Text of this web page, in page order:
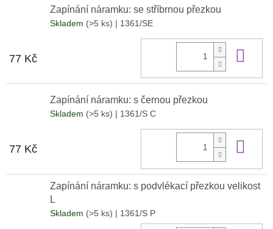
Zapínání náramku: se stříbrnou přezkou
Skladem (>5 ks) | 1361/SE
77 Kč
Zapínání náramku: s černou přezkou
Skladem (>5 ks) | 1361/S C
77 Kč
Zapínání náramku: s podvlékací přezkou velikost
L
Skladem (>5 ks) | 1361/S P